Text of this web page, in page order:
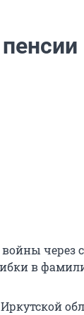
через
в